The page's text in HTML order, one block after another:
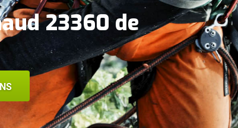
23360 de